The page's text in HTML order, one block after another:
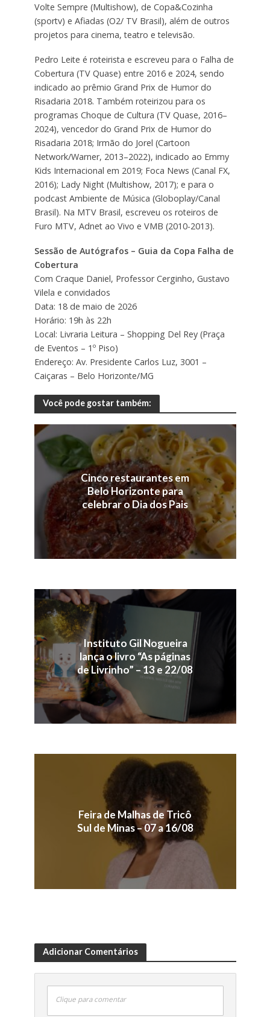
Volte Sempre (Multishow), de Copa&Cozinha
(sportv) e Afiadas (O2/ TV Brasil), além de outros
projetos para cinema, teatro e televisão.
Pedro Leite é roteirista e escreveu para o Falha de
Cobertura (TV Quase) entre 2016 e 2024, sendo
indicado ao prêmio Grand Prix de Humor do
Risadaria 2018. Também roteirizou para os
programas Choque de Cultura (TV Quase, 2016–
2024), vencedor do Grand Prix de Humor do
Risadaria 2018; Irmão do Jorel (Cartoon
Network/Warner, 2013–2022), indicado ao Emmy
Kids Internacional em 2019; Foca News (Canal FX,
2016); Lady Night (Multishow, 2017); e para o
podcast Ambiente de Música (Globoplay/Canal
Brasil). Na MTV Brasil, escreveu os roteiros de
Furo MTV, Adnet ao Vivo e VMB (2010-2013).
Sessão de Autógrafos – Guia da Copa Falha de
Cobertura
Com Craque Daniel, Professor Cerginho, Gustavo
Vilela e convidados
Data: 18 de maio de 2026
Horário: 19h às 22h
Local: Livraria Leitura – Shopping Del Rey (Praça
de Eventos – 1º Piso)
Endereço: Av. Presidente Carlos Luz, 3001 –
Caiçaras – Belo Horizonte/MG
Você pode gostar também:
Cinco restaurantes em
Belo Horizonte para
celebrar o Dia dos Pais
Instituto Gil Nogueira
lança o livro “As páginas
de Livrinho” – 13 e 22/08
Feira de Malhas de Tricô
Sul de Minas – 07 a 16/08
Adicionar Comentários
Clique para comentar